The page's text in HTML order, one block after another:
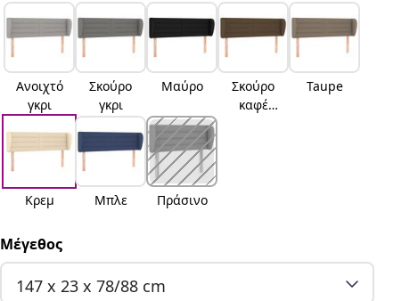
Ανοιχτό
γκρι
Σκούρο
γκρι
Μαύρο
Σκούρο
καφέ
Taupe
Κρεμ Μπλε Πράσινο
Μέγεθος
147 x 23 x 78/88 cm